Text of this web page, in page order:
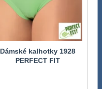
Dámské kalhotky 1928
PERFECT FIT